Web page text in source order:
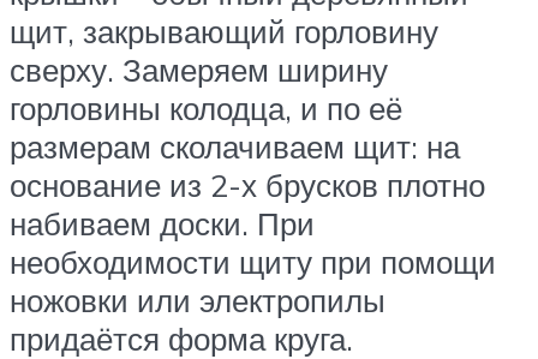
щит, закрывающий горловину
сверху. Замеряем ширину
горловины колодца, и по её
размерам сколачиваем щит: на
основание из 2-х брусков плотно
набиваем доски. При
необходимости щиту при помощи
ножовки или электропилы
придаётся форма круга.